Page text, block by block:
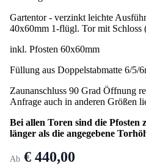
Gartentor - verzinkt leichte
40x60mm 1-flügl. Tor mit Schloss
inkl. Pfosten 60x60mm
Füllung aus Doppelstabmatte 6/5/
Zaunanschluss 90 Grad Öffnung
Anfrage auch in anderen Größen
Bei allen Toren sind die Pfosten
länger als die angegebene
Ab € 440,00